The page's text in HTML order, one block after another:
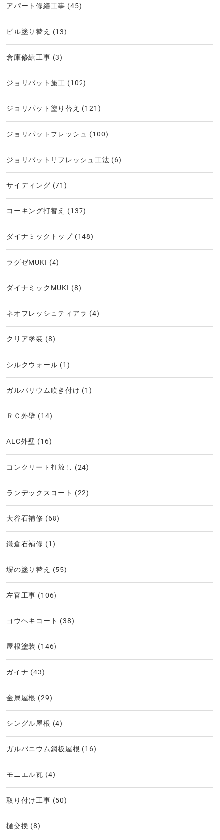
アパート修繕工事 (45)
ビル塗り替え (13)
倉庫修繕工事 (3)
ジョリパット施工 (102)
ジョリパット塗り替え (121)
ジョリパットフレッシュ (100)
ジョリパットリフレッシュ工法 (6)
サイディング (71)
コーキング打替え (137)
ダイナミックトップ (148)
ラグゼMUKI (4)
ダイナミックMUKI (8)
ネオフレッシュティアラ (4)
クリア塗装 (8)
シルクウォール (1)
ガルバリウム吹き付け (1)
ＲＣ外壁 (14)
ALC外壁 (16)
コンクリート打放し (24)
ランデックスコート (22)
大谷石補修 (68)
鎌倉石補修 (1)
塀の塗り替え (55)
左官工事 (106)
ヨウヘキコート (38)
屋根塗装 (146)
ガイナ (43)
金属屋根 (29)
シングル屋根 (4)
ガルバニウム鋼板屋根 (16)
モニエル瓦 (4)
取り付け工事 (50)
樋交換 (8)